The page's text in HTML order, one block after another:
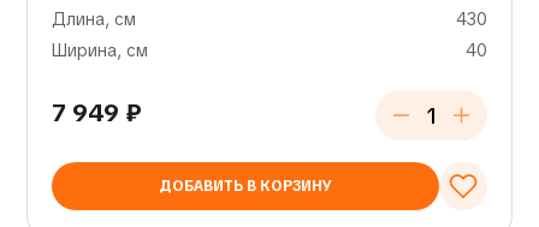
Длина, см
430
Ширина, см
40
7 949 ₽
ДОБАВИТЬ В КОРЗИНУ